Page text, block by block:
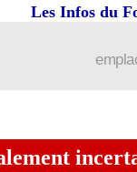
Les Infos du
aussi